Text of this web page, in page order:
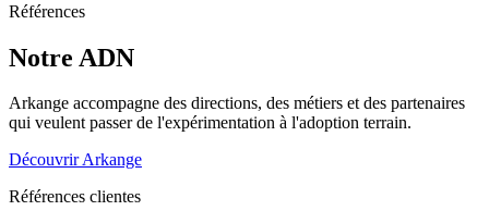
Références
Notre ADN
Arkange accompagne des directions, des métiers et des partenaires
qui veulent passer de l'expérimentation à l'adoption terrain.
Découvrir Arkange
Références clientes